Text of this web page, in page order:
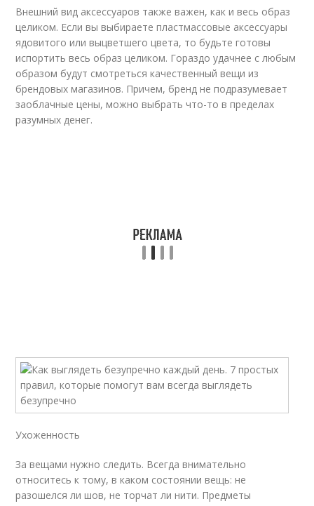
Внешний вид аксессуаров также важен, как и весь образ
целиком. Если вы выбираете пластмассовые аксессуары
ядовитого или выцветшего цвета, то будьте готовы
испортить весь образ целиком. Гораздо удачнее с любым
образом будут смотреться качественный вещи из
брендовых магазинов. Причем, бренд не подразумевает
заоблачные цены, можно выбрать что-то в пределах
разумных денег.
Ухоженность
За вещами нужно следить. Всегда внимательно
относитесь к тому, в каком состоянии вещь: не
разошелся ли шов, не торчат ли нити. Предметы